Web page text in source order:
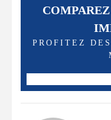
PROFITEZ